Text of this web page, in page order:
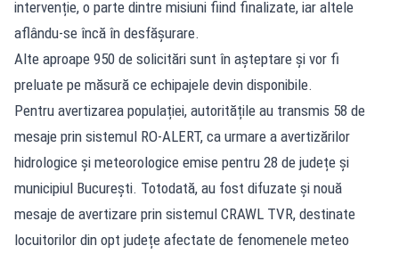
intervenție, o parte dintre misiuni fiind finalizate, iar altele
aflându-se încă în desfășurare.
Alte aproape 950 de solicitări sunt în așteptare și vor fi
preluate pe măsură ce echipajele devin disponibile.
Pentru avertizarea populației, autoritățile au transmis 58 de
mesaje prin sistemul RO-ALERT, ca urmare a avertizărilor
hidrologice și meteorologice emise pentru 28 de județe și
municipiul București. Totodată, au fost difuzate și nouă
mesaje de avertizare prin sistemul CRAWL TVR, destinate
locuitorilor din opt județe afectate de fenomenele meteo